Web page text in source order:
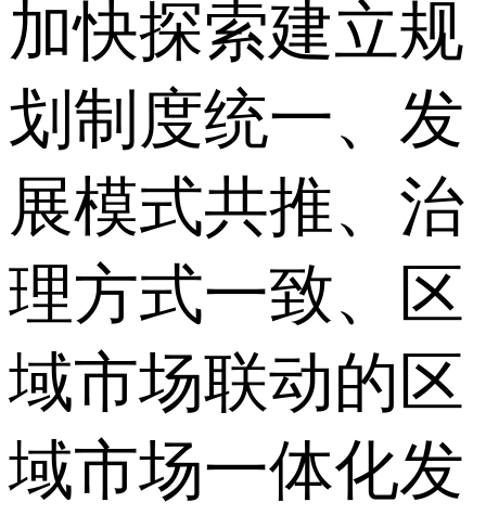
加快探索建立规
划制度统一、发
展模式共推、治
理方式一致、区
域市场联动的区
域市场一体化发